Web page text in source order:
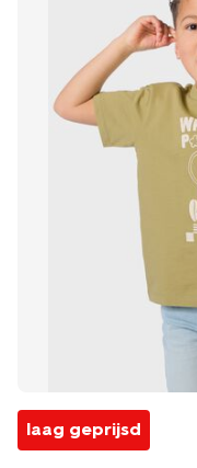
laag geprijsd